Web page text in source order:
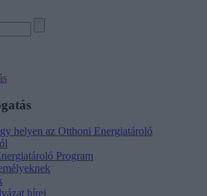
helyen az Otthoni Energiatároló
Program
hírei